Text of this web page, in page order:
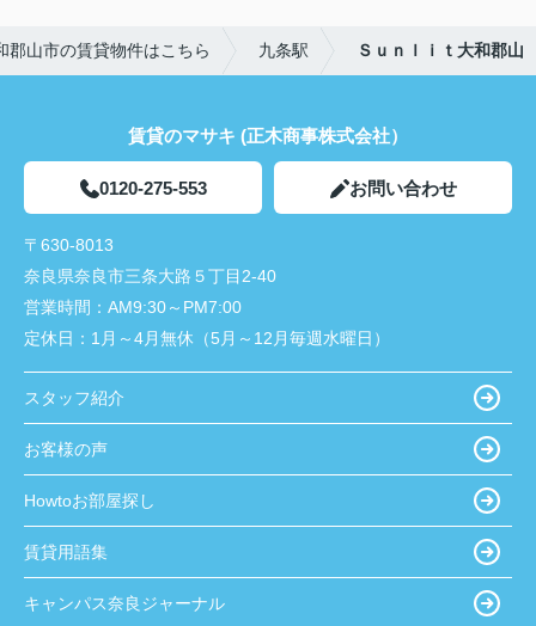
郡山市の賃貸物件はこちら 九条駅 Ｓｕｎｌｉｔ大和郡山
賃貸のマサキ (正木商事株式会社）
0120-275-553 お問い合わせ
〒630-8013
奈良県奈良市三条大路５丁目2-40
営業時間： AM9:30～PM7:00
定休日： 1月～4月無休（5月～12月毎週水曜日）
スタッフ紹介
お客様の声
Howtoお部屋探し
賃貸用語集
キャンパス奈良ジャーナル